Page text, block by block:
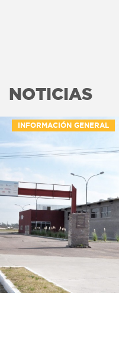
NOTICIAS
INFORMACIÓN GENERAL